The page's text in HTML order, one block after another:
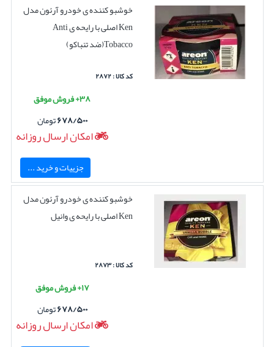
خوشبو کننده ی خودرو آرئون مدل
Ken اصلی با رایحه ی Anti
Tobacco(ضد تنباکو)
کد کالا : ۲۸۷۲
۳۸+ فروش موفق
۶۷۸/۵۰۰تومان
امکان ارسال روزانه
جزییات و خرید ...
خوشبو کننده ی خودرو آرئون مدل
Ken اصلی با رایحه ی وانیل
کد کالا : ۲۸۷۳
۱۷+ فروش موفق
۶۷۸/۵۰۰تومان
امکان ارسال روزانه